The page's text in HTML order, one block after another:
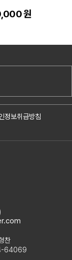
원
정보취급방침
찬
64069